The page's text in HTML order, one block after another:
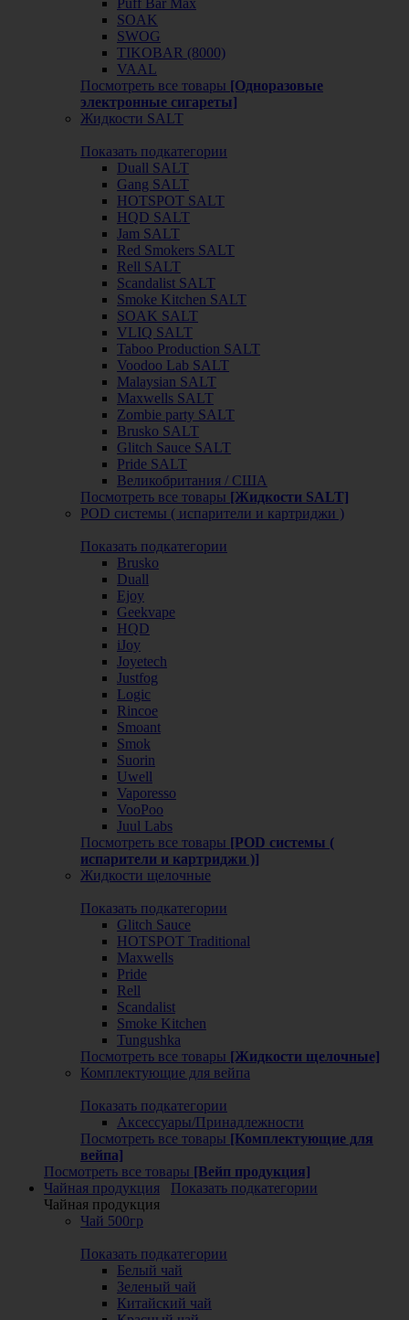
SOAK
SWOG
TIKOBAR (8000)
VAAL
Посмотреть все товары [Одноразовые
электронные сигареты]
Жидкости SALT
Показать подкатегории
Duall SALT
Gang SALT
HOTSPOT SALT
HQD SALT
Jam SALT
Red Smokers SALT
Rell SALT
Scandalist SALT
Smoke Kitchen SALT
SOAK SALT
VLIQ SALT
Taboo Production SALT
Voodoo Lab SALT
Malaysian SALT
Maxwells SALT
Zombie party SALT
Brusko SALT
Glitch Sauce SALT
Pride SALT
Великобритания / США
Посмотреть все товары [Жидкости SALT]
POD системы ( испарители и картриджи )
Показать подкатегории
Brusko
Duall
Ejoy
Geekvape
HQD
iJoy
Joyetech
Justfog
Logic
Rincoe
Smoant
Smok
Suorin
Uwell
Vaporesso
VooPoo
Juul Labs
Посмотреть все товары [POD системы (
испарители и картриджи )]
Жидкости щелочные
Показать подкатегории
Glitch Sauce
HOTSPOT Traditional
Maxwells
Pride
Rell
Scandalist
Smoke Kitchen
Tungushka
Посмотреть все товары [Жидкости щелочные]
Комплектующие для вейпа
Показать подкатегории
Аксессуары/Принадлежности
Посмотреть все товары [Комплектующие для
вейпа]
Посмотреть все товары [Вейп продукция]
Чайная продукция
Показать подкатегории
Чайная продукция
Чай 500гр
Показать подкатегории
Белый чай
Зеленый чай
Китайский чай